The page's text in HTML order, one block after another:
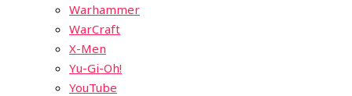
Warhammer
WarCraft
X-Men
Yu-Gi-Oh!
YouTube